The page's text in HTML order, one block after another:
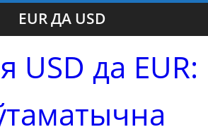
EUR ДА USD
USD да EUR: